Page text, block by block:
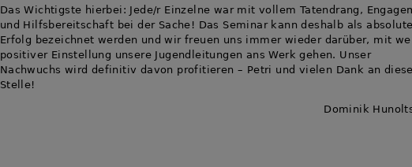
Das Wichtigste hierbei: Jede/r Einzelne war mit vollem Tatendrang,
und Hilfsbereitschaft bei der Sache! Das Seminar kann deshalb als
Erfolg bezeichnet werden und wir freuen uns immer wieder darüber, mit
positiver Einstellung unsere Jugendleitungen ans Werk gehen. Unser
Nachwuchs wird definitiv davon profitieren – Petri und vielen Dank an
Stelle!
Dominik